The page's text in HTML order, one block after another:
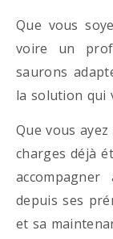
Que vous
voire un
saurons
la solution qui
Que vous
charges déjà
depuis ses
et sa